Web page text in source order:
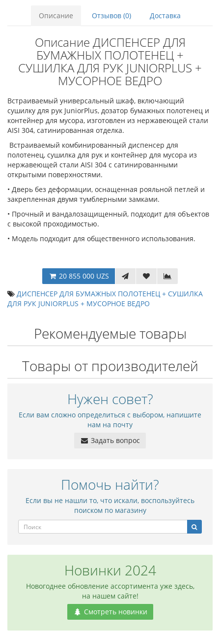
Описание Отзывов (0) Доставка
Описание ДИСПЕНСЕР ДЛЯ
БУМАЖНЫХ ПОЛОТЕНЕЦ +
СУШИЛКА ДЛЯ РУК JUNIORPLUS +
МУСОРНОЕ ВЕДРО
Встраиваемый универсальный шкаф, включающий
сушилку для рук JuniorPlus, дозатор бумажных полотенец и
контейнер для мусора, изготовлен из нержавеющей стали
AISI 304, сатинированная отделка.
Встраиваемый комбинированный диспенсер для
полотенец, сушилка для рук и контейнер для мусора из
нержавеющей стали AISI 304 с сатинированными
открытыми поверхностями.
• Дверь без деформации, оснащенная рояльной петлей и
закрепленная двумя тумблерными замками.
• Прочный и вандалозащищенный, подходит для объектов
с высокой проходимостью.
• Модель подходит для общественного использования.
20 855 000 UZS
ДИСПЕНСЕР ДЛЯ БУМАЖНЫХ ПОЛОТЕНЕЦ + СУШИЛКА
ДЛЯ РУК JUNIORPLUS + МУСОРНОЕ ВЕДРО
Рекомендуемые товары
Товары от производителей
Нужен совет?
Если вам сложно определиться с выбором, напишите
нам на почту
Задать вопрос
Помочь найти?
Если вы не нашли то, что искали, воспользуйтесь
поиском по магазину
Новинки 2024
Новогоднее обновление ассортимента уже здесь,
на нашем сайте!
Смотреть новинки